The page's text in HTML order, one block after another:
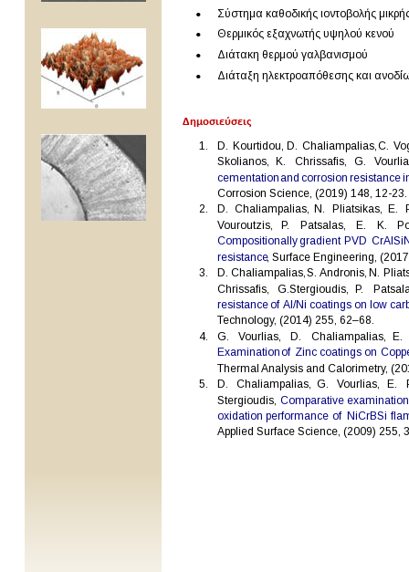
•
Σύστημα καθοδικής ιοντοβολής
•
Θερμικός εξαχνωτής υψηλού κενού
•
Διάτακη θερμού γαλβανισμού
•
Διάταξη ηλεκτροαπόθεσης και
Δημοσιεύσεις
1 D. Kourtidou, D. Chaliampalias, C.
Skolianos,
K. Chrissafis, G.
cementation and corrosion resistance
Corrosion Science, (2019) 148, 12-23.
2. D. Chaliampalias, N. Pliatsikas, E.
Vouroutzis,
P. Patsalas, E. K.
Compositionallygradient PVD
resistance, Surface Engineering,
3. D. Chaliampalias,S. Andronis, N.
Chrissafis,
G.Stergioudis, P.
resistanceof Al/Ni coatings on low
Technology, (2014) 255, 62–68.
4. G. Vourlias, D. Chaliampalias, E.
Examinationof Zinc coatings on
Thermal Analysis and Calorimetry,
5. D. Chaliampalias, G. Vourlias, E.
Stergioudis, Comparative examination
oxidation performance of NiCrBSi
Applied Surface Science, (2009) 255,